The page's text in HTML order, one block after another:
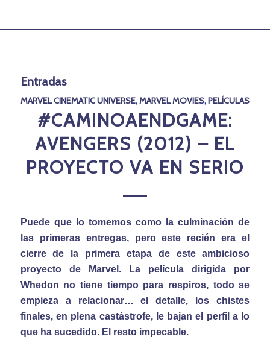
Entradas
MARVEL CINEMATIC UNIVERSE,MARVEL MOVIES,PELÍCULAS
#CAMINOAENDGAME:
AVENGERS (2012) – EL
PROYECTO VA EN SERIO
Puede que lo tomemos como la culminación de
las primeras entregas, pero este recién era el
cierre de la primera etapa de este ambicioso
proyecto de Marvel. La película dirigida por
Whedon no tiene tiempo para respiros, todo se
empieza a relacionar… el detalle, los chistes
finales, en plena castástrofe, le bajan el perfil a lo
que ha sucedido. El resto impecable.